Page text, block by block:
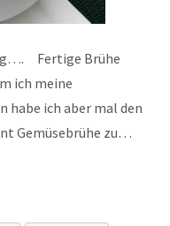
Fertige Brühe
ich meine
habe ich aber mal den
Gemüsebrühe zu…